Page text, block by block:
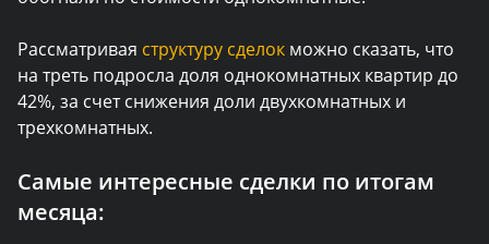
Рассматривая структуру сделок можно сказать, что
на треть подросла доля однокомнатных квартир до
42%, за счет снижения доли двухкомнатных и
трехкомнатных.
Самые интересные сделки по итогам
месяца: